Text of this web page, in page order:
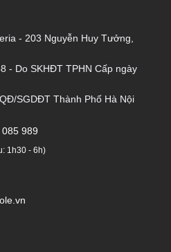
- 203 Nguyễn Huy Tưởng,
- Do SKHĐT TPHN Cấp ngày
SGDĐT Thành Phố Hà Nội
989
1h30 - 6h)